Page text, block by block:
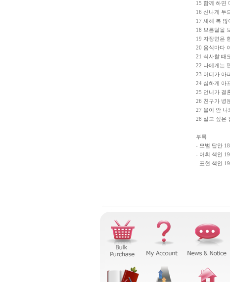
15 함께 하면
16 신나게 두
17 새해 복 많
18 보름달을
19 자장면은
20 음식마다
21 식사할 때
22 나에게는
23 어디가 아
24 심하게 아
25 언니가 결
26 친구가 병
27 물이 안 나
28 살고 싶은
부록
- 모범 답안
- 어휘 색인
- 표현 색인